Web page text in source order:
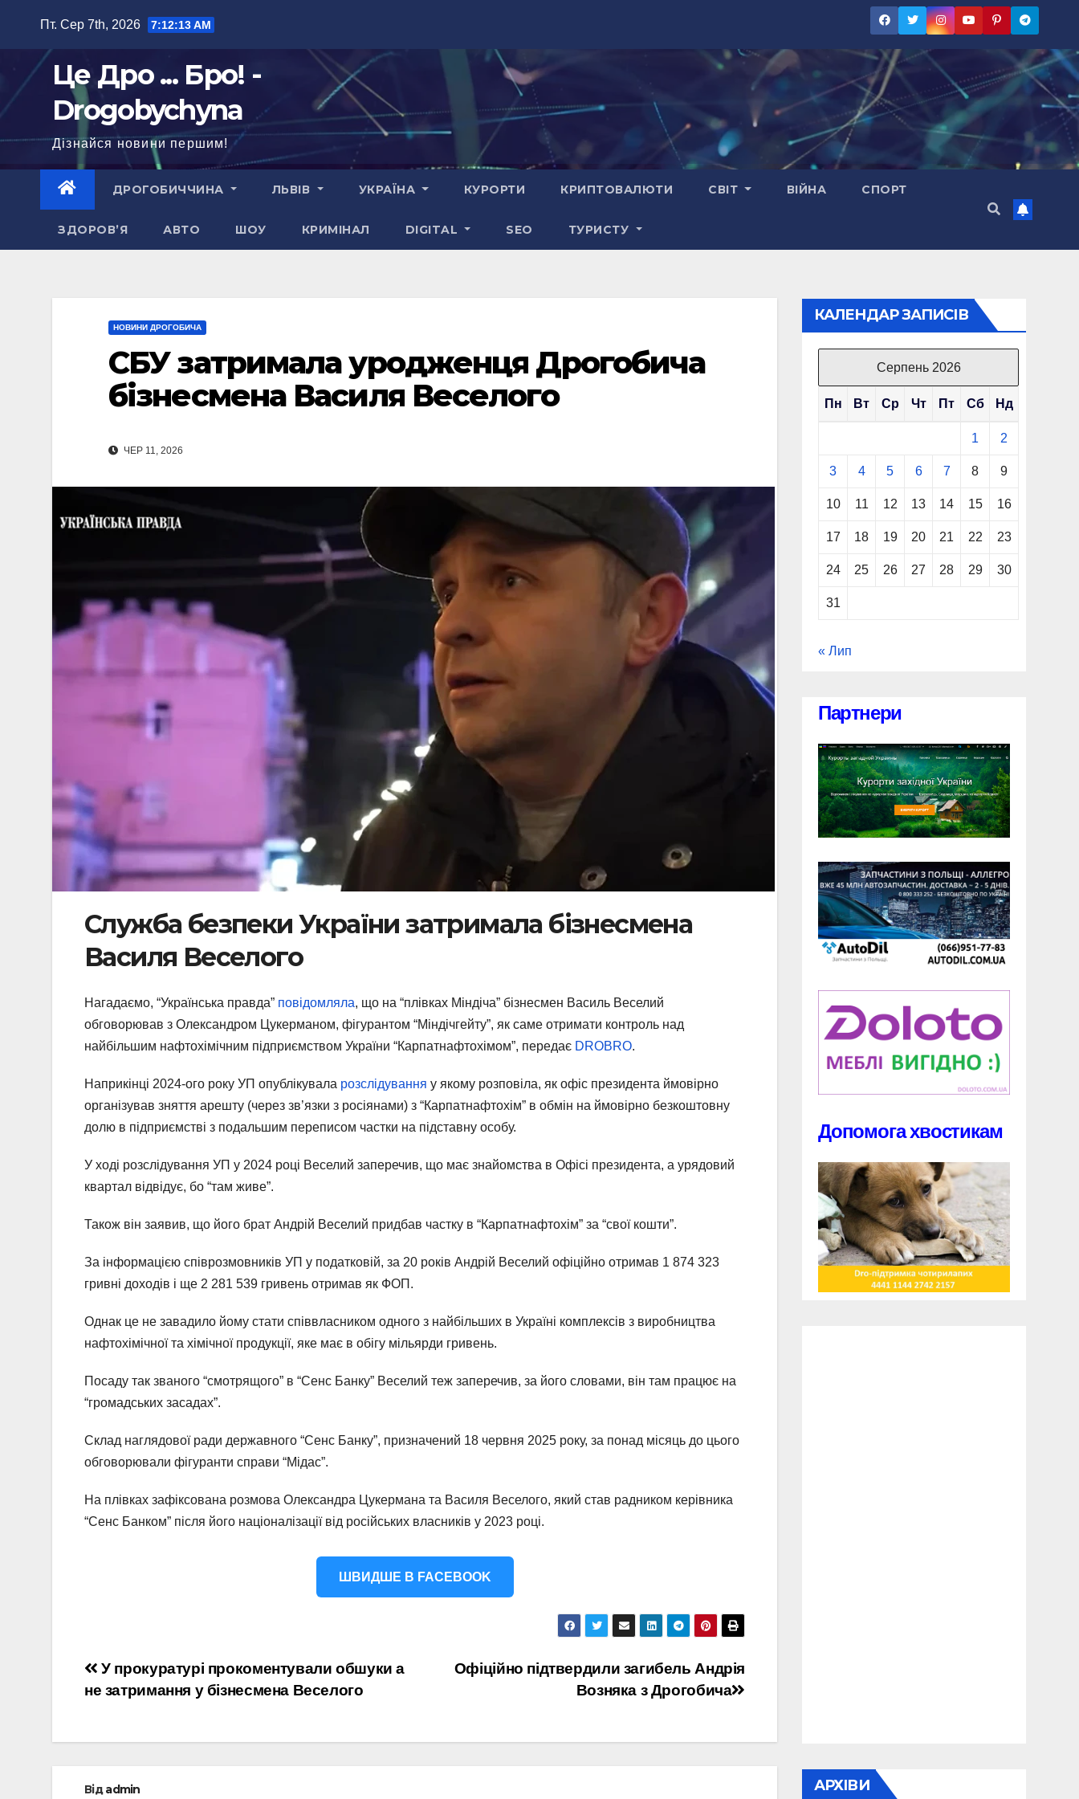
Пт. Сер 7th, 2026 7:12:14 AM
Це Дро ... Бро! -
Drogobychyna
Дізнайся новини першим!
ДРОГОБИЧЧИНА ЛЬВІВ УКРАЇНА КУРОРТИ КРИПТОВАЛЮТИ СВІТ ВІЙНА СПОРТ
ЗДОРОВ’Я АВТО ШОУ КРИМІНАЛ DIGITAL SEO ТУРИСТУ
НОВИНИ ДРОГОБИЧА
СБУ затримала уродженця Дрогобича
бізнесмена Василя Веселого
ЧЕР 11, 2026
Служба безпеки України затримала бізнесмена
Василя Веселого
Нагадаємо, “Українська правда” повідомляла, що на “плівках Міндіча” бізнесмен Василь Веселий
обговорював з Олександром Цукерманом, фігурантом “Міндічгейту”, як саме отримати контроль над
найбільшим нафтохімічним підприємством України “Карпатнафтохімом”, передає DROBRO.
Наприкінці 2024-ого року УП опублікувала розслідування у якому розповіла, як офіс президента ймовірно
організував зняття арешту (через зв’язки з росіянами) з “Карпатнафтохім” в обмін на ймовірно безкоштовну
долю в підприємстві з подальшим переписом частки на підставну особу.
У ході розслідування УП у 2024 році Веселий заперечив, що має знайомства в Офісі президента, а урядовий
квартал відвідує, бо “там живе”.
Також він заявив, що його брат Андрій Веселий придбав частку в “Карпатнафтохім” за “свої кошти”.
За інформацією співрозмовників УП у податковій, за 20 років Андрій Веселий офіційно отримав 1 874 323
гривні доходів і ще 2 281 539 гривень отримав як ФОП.
Однак це не завадило йому стати співвласником одного з найбільших в Україні комплексів з виробництва
нафтохімічної та хімічної продукції, яке має в обігу мільярди гривень.
Посаду так званого “смотрящого” в “Сенс Банку” Веселий теж заперечив, за його словами, він там працює на
“громадських засадах”.
Склад наглядової ради державного “Сенс Банку”, призначений 18 червня 2025 року, за понад місяць до цього
обговорювали фігуранти справи “Мідас”.
На плівках зафіксована розмова Олександра Цукермана та Василя Веселого, який став радником керівника
“Сенс Банком” після його націоналізації від російських власників у 2023 році.
ШВИДШЕ В FACEBOOK
Навігація
записів
Офіційно підтвердили загибель Андрія
Возняка з Дрогобича
У прокуратурі прокоментували обшуки а
не затримання у бізнесмена Веселого
Відadmin
КАЛЕНДАР ЗАПИСІВ
Серпень 2026
Пн Вт Ср Чт Пт Сб Нд
1 2
3 4 5 6 7 8 9
10 11 12 13 14 15 16
17 18 19 20 21 22 23
24 25 26 27 28 29 30
31
« Лип
Партнери
Допомога хвостикам
АРХІВИ